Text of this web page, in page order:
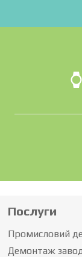
watch
Послуги
Промисловий
Демонтаж